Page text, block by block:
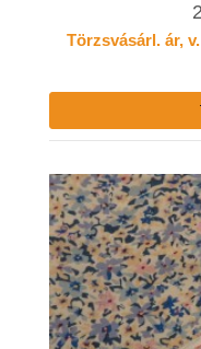
Törzsvásárl. ár,